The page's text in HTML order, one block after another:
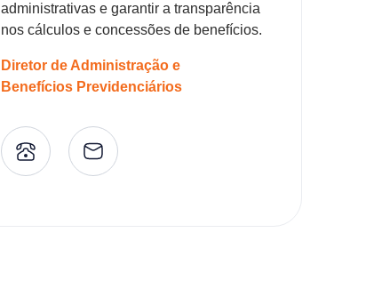
administrativas e garantir a transparência
nos cálculos e concessões de benefícios.
Diretor de Administração e
Benefícios Previdenciários